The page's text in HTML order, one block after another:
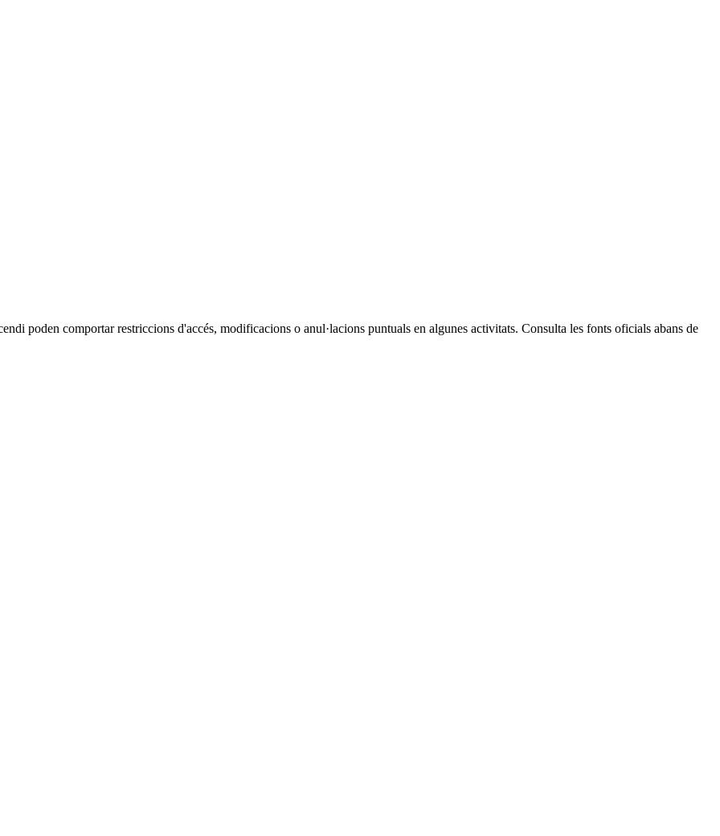
poden comportar restriccions d'accés, modificacions o anul·lacions puntuals en algunes activitats. Consulta les fonts oficials abans de